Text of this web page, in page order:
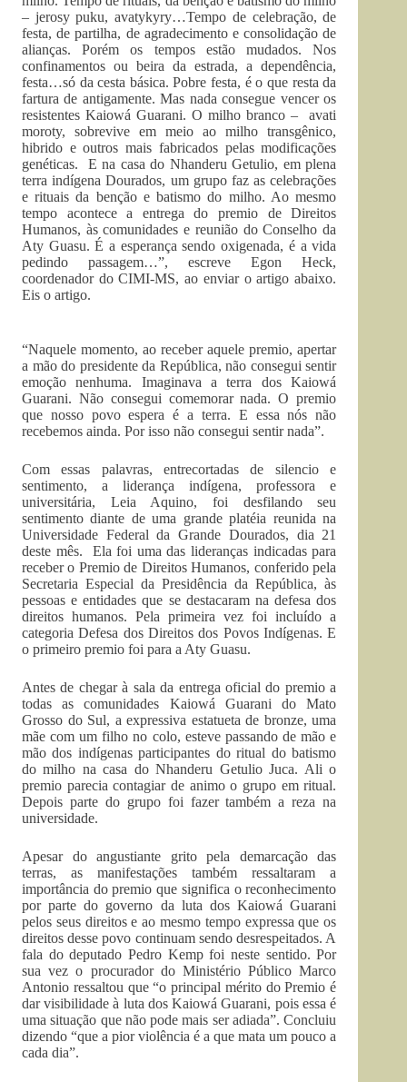
– jerosy puku, avatykyry…Tempo de celebração, de
festa, de partilha, de agradecimento e consolidação de
alianças. Porém os tempos estão mudados. Nos
confinamentos ou beira da estrada, a dependência,
festa…só da cesta básica. Pobre festa, é o que resta da
fartura de antigamente. Mas nada consegue vencer os
resistentes Kaiowá Guarani. O milho branco – avati
moroty, sobrevive em meio ao milho transgênico,
hibrido e outros mais fabricados pelas modificações
genéticas. E na casa do Nhanderu Getulio, em plena
terra indígena Dourados, um grupo faz as celebrações
e rituais da benção e batismo do milho. Ao mesmo
tempo acontece a entrega do premio de Direitos
Humanos, às comunidades e reunião do Conselho da
Aty Guasu. É a esperança sendo oxigenada, é a vida
pedindo passagem…”, escreve Egon Heck,
coordenador do CIMI-MS, ao enviar o artigo abaixo.
Eis o artigo.
“Naquele momento, ao receber aquele premio, apertar
a mão do presidente da República, não consegui sentir
emoção nenhuma. Imaginava a terra dos Kaiowá
Guarani. Não consegui comemorar nada. O premio
que nosso povo espera é a terra. E essa nós não
recebemos ainda. Por isso não consegui sentir nada”.
Com essas palavras, entrecortadas de silencio e
sentimento, a liderança indígena, professora e
universitária, Leia Aquino, foi desfilando seu
sentimento diante de uma grande platéia reunida na
Universidade Federal da Grande Dourados, dia 21
deste mês. Ela foi uma das lideranças indicadas para
receber o Premio de Direitos Humanos, conferido pela
Secretaria Especial da Presidência da República, às
pessoas e entidades que se destacaram na defesa dos
direitos humanos. Pela primeira vez foi incluído a
categoria Defesa dos Direitos dos Povos Indígenas. E
o primeiro premio foi para a Aty Guasu.
Antes de chegar à sala da entrega oficial do premio a
todas as comunidades Kaiowá Guarani do Mato
Grosso do Sul, a expressiva estatueta de bronze, uma
mãe com um filho no colo, esteve passando de mão e
mão dos indígenas participantes do ritual do batismo
do milho na casa do Nhanderu Getulio Juca. Ali o
premio parecia contagiar de animo o grupo em ritual.
Depois parte do grupo foi fazer também a reza na
universidade.
Apesar do angustiante grito pela demarcação das
terras, as manifestações também ressaltaram a
importância do premio que significa o reconhecimento
por parte do governo da luta dos Kaiowá Guarani
pelos seus direitos e ao mesmo tempo expressa que os
direitos desse povo continuam sendo desrespeitados. A
fala do deputado Pedro Kemp foi neste sentido. Por
sua vez o procurador do Ministério Público Marco
Antonio ressaltou que “o principal mérito do Premio é
dar visibilidade à luta dos Kaiowá Guarani, pois essa é
uma situação que não pode mais ser adiada”. Concluiu
dizendo “que a pior violência é a que mata um pouco a
cada dia”.